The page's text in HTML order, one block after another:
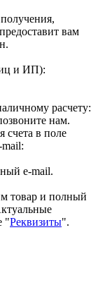
вам
и ИП):
расчету:
нам.
счета в поле
e-mail.
товар и полный
"Реквизиты".